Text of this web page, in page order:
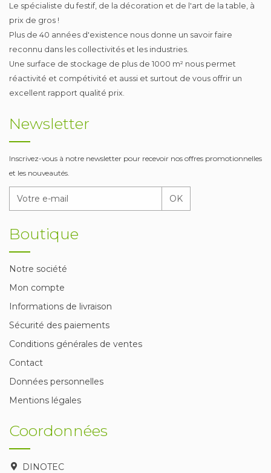
Le spécialiste du festif, de la décoration et de l'art de la table, à
prix de gros !
Plus de 40 années d'existence nous donne un savoir faire
reconnu dans les collectivités et les industries.
Une surface de stockage de plus de 1000 m² nous permet
réactivité et compétivité et aussi et surtout de vous offrir un
excellent rapport qualité prix.
Newsletter
Inscrivez-vous à notre newsletter pour recevoir nos offres promotionnelles
et les nouveautés.
OK
Boutique
Notre société
Mon compte
Informations de livraison
Sécurité des paiements
Conditions générales de ventes
Contact
Données personnelles
Mentions légales
Coordonnées
DINOTEC